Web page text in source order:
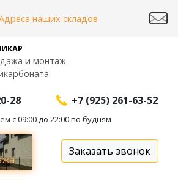
наших складов
и монтаж
28 +7 (925) 261-63-52
с 09:00 до 22:00 по будням
Заказать звонок